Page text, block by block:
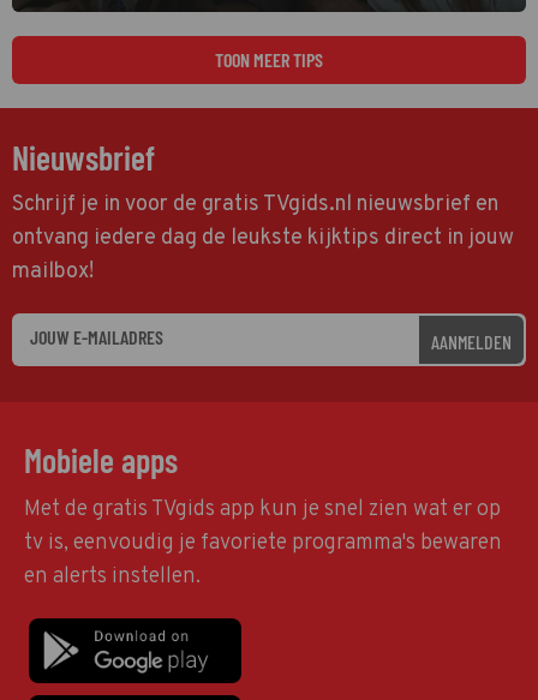
TOON MEER TIPS
Nieuwsbrief
Schrijf je in voor de gratis TVgids.nl nieuwsbrief en
ontvang iedere dag de leukste kijktips direct in jouw
mailbox!
AANMELDEN
Mobiele apps
Met de gratis TVgids app kun je snel zien wat er op
tv is, eenvoudig je favoriete programma's bewaren
en alerts instellen.